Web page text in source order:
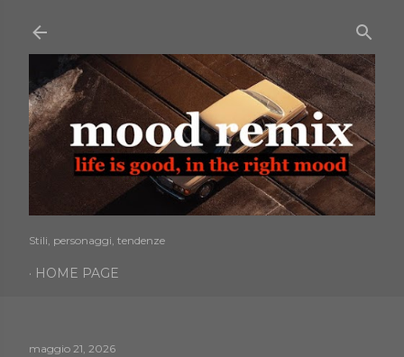
Stili, personaggi, tendenze
HOME PAGE
maggio 21, 2026